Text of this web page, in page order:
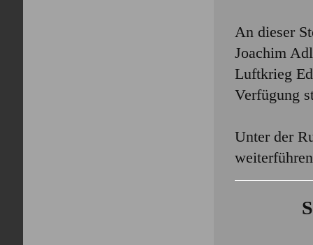
An dieser
Joachim
Luftkrieg
Verfügung
Unter der